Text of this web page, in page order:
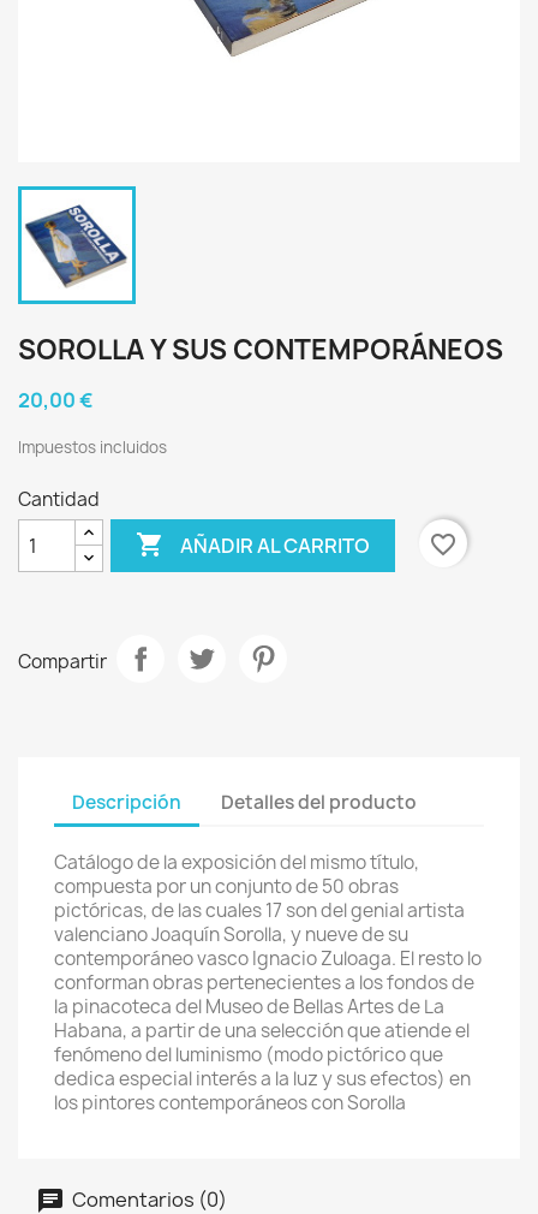
SOROLLA Y SUS CONTEMPORÁNEOS
20,00 €
Impuestos incluidos
Cantidad
 AÑADIR AL CARRITO favorite_border
Compartir
Descripción Detalles del producto
Catálogo de la exposición del mismo título,
compuesta por un conjunto de 50 obras
pictóricas, de las cuales 17 son del genial artista
valenciano Joaquín Sorolla, y nueve de su
contemporáneo vasco Ignacio Zuloaga. El resto lo
conforman obras pertenecientes a los fondos de
la pinacoteca del Museo de Bellas Artes de La
Habana, a partir de una selección que atiende el
fenómeno del luminismo (modo pictórico que
dedica especial interés a la luz y sus efectos) en
los pintores contemporáneos con Sorolla
Comentarios (0)